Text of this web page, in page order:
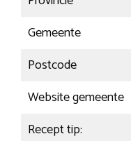
Gemeente
Postcode
Website gemeente
Recept tip: